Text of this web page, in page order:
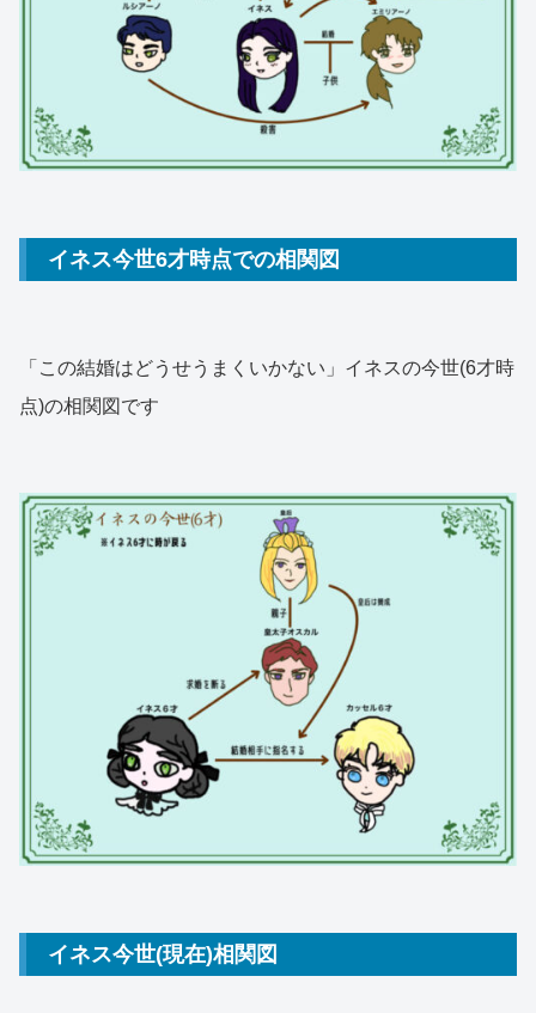
イネス今世6才時点での相関図
「この結婚はどうせうまくいかない」イネスの今世(6才時
点)の相関図です
イネス今世(現在)相関図